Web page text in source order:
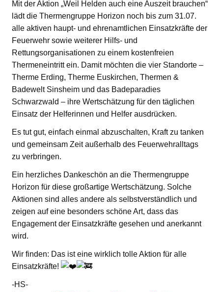
Mit der Aktion „Weil Helden auch eine Auszeit brauchen“
lädt die Thermengruppe Horizon noch bis zum 31.07.
alle aktiven haupt- und ehrenamtlichen Einsatzkräfte der
Feuerwehr sowie weiterer Hilfs- und
Rettungsorganisationen zu einem kostenfreien
Thermeneintritt ein. Damit möchten die vier Standorte –
Therme Erding, Therme Euskirchen, Thermen &
Badewelt Sinsheim und das Badeparadies
Schwarzwald – ihre Wertschätzung für den täglichen
Einsatz der Helferinnen und Helfer ausdrücken.
Es tut gut, einfach einmal abzuschalten, Kraft zu tanken
und gemeinsam Zeit außerhalb des Feuerwehralltags
zu verbringen.
Ein herzliches Dankeschön an die Thermengruppe
Horizon für diese großartige Wertschätzung. Solche
Aktionen sind alles andere als selbstverständlich und
zeigen auf eine besonders schöne Art, dass das
Engagement der Einsatzkräfte gesehen und anerkannt
wird.
Wir finden: Das ist eine wirklich tolle Aktion für alle
Einsatzkräfte!
-HS-